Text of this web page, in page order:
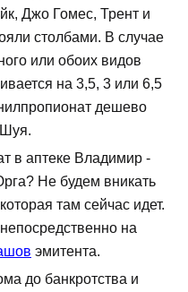
Джо Гомес, Трент и
столбами. В случае
или обоих видов
на 3,5, 3 или 6,5
дешево
в аптеке Владимир -
Не будем вникать
там сейчас идет.
на
эмитента.
до банкротства и